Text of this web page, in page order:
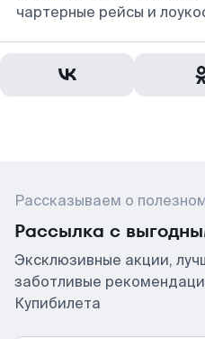
чартерные рейсы и
Рассказываем о
Рассылка с
Эксклюзивные акции,
заботливые
Купибилета